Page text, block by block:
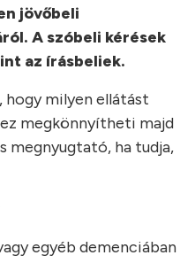
jövőbeli
A szóbeli kérések
az írásbeliek.
hogy milyen ellátást
megkönnyítheti majd
megnyugtató, ha tudja,
egyéb demenciában